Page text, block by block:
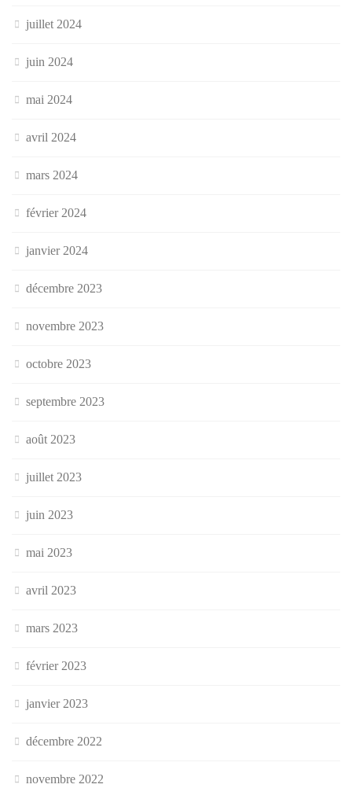
juillet 2024
juin 2024
mai 2024
avril 2024
mars 2024
février 2024
janvier 2024
décembre 2023
novembre 2023
octobre 2023
septembre 2023
août 2023
juillet 2023
juin 2023
mai 2023
avril 2023
mars 2023
février 2023
janvier 2023
décembre 2022
novembre 2022